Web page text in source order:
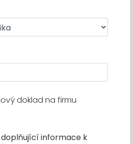
doklad na firmu
informace k